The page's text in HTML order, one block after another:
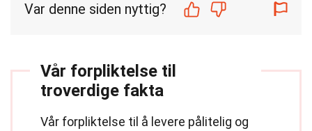
Var denne siden nyttig?
Vår forpliktelse til
troverdige fakta
Vår forpliktelse til å levere pålitelig og